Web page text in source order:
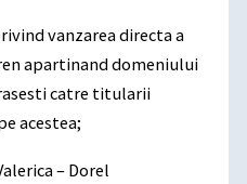
vanzarea directa a
apartinand domeniului
catre titularii
acestea;
– Dorel